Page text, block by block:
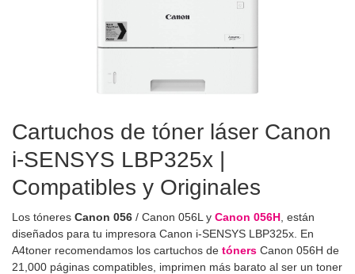
Cartuchos de tóner láser Canon
i-SENSYS LBP325x |
Compatibles y Originales
Los tóneres Canon 056 / Canon 056L y Canon 056H , están
diseñados para tu impresora Canon i-SENSYS LBP325x. En
A4toner recomendamos los cartuchos de tóners Canon 056H de
21,000 páginas compatibles, imprimen más barato al ser un toner